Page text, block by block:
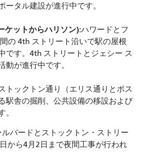
ータル建設が進行中です。
ケットからハリソン):ハワードとフ
の 4th ストリート沿いで駅の屋根
です。4th ストリートとジェシー ス
動が進行中です。
トックトン通り（エリス通りとポス
駅舎の掘削、公共設備の移設および
。
バードとストックトン・ストリー
から4月2日まで夜間工事が行われ